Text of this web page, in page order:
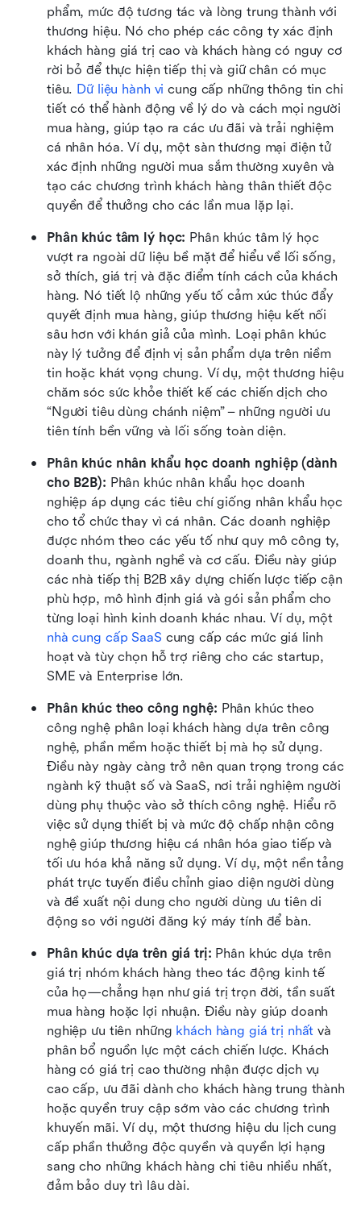
phẩm, mức độ tương tác và lòng trung thành với
thương hiệu. Nó cho phép các công ty xác định
khách hàng giá trị cao và khách hàng có nguy cơ
rời bỏ để thực hiện tiếp thị và giữ chân có mục
tiêu. Dữ liệu hành vi cung cấp những thông tin chi
tiết có thể hành động về lý do và cách mọi người
mua hàng, giúp tạo ra các ưu đãi và trải nghiệm
cá nhân hóa. Ví dụ, một sàn thương mại điện tử
xác định những người mua sắm thường xuyên và
tạo các chương trình khách hàng thân thiết độc
quyền để thưởng cho các lần mua lặp lại.
Phân khúc tâm lý học: Phân khúc tâm lý học
vượt ra ngoài dữ liệu bề mặt để hiểu về lối sống,
sở thích, giá trị và đặc điểm tính cách của khách
hàng. Nó tiết lộ những yếu tố cảm xúc thúc đẩy
quyết định mua hàng, giúp thương hiệu kết nối
sâu hơn với khán giả của mình. Loại phân khúc
này lý tưởng để định vị sản phẩm dựa trên niềm
tin hoặc khát vọng chung. Ví dụ, một thương hiệu
chăm sóc sức khỏe thiết kế các chiến dịch cho
“Người tiêu dùng chánh niệm” – những người ưu
tiên tính bền vững và lối sống toàn diện.
Phân khúc nhân khẩu học doanh nghiệp (dành
cho B2B): Phân khúc nhân khẩu học doanh
nghiệp áp dụng các tiêu chí giống nhân khẩu học
cho tổ chức thay vì cá nhân. Các doanh nghiệp
được nhóm theo các yếu tố như quy mô công ty,
doanh thu, ngành nghề và cơ cấu. Điều này giúp
các nhà tiếp thị B2B xây dựng chiến lược tiếp cận
phù hợp, mô hình định giá và gói sản phẩm cho
từng loại hình kinh doanh khác nhau. Ví dụ, một
nhà cung cấp SaaS cung cấp các mức giá linh
hoạt và tùy chọn hỗ trợ riêng cho các startup,
SME và Enterprise lớn.
Phân khúc theo công nghệ: Phân khúc theo
công nghệ phân loại khách hàng dựa trên công
nghệ, phần mềm hoặc thiết bị mà họ sử dụng.
Điều này ngày càng trở nên quan trọng trong các
ngành kỹ thuật số và SaaS, nơi trải nghiệm người
dùng phụ thuộc vào sở thích công nghệ. Hiểu rõ
việc sử dụng thiết bị và mức độ chấp nhận công
nghệ giúp thương hiệu cá nhân hóa giao tiếp và
tối ưu hóa khả năng sử dụng. Ví dụ, một nền tảng
phát trực tuyến điều chỉnh giao diện người dùng
và đề xuất nội dung cho người dùng ưu tiên di
động so với người đăng ký máy tính để bàn.
Phân khúc dựa trên giá trị: Phân khúc dựa trên
giá trị nhóm khách hàng theo tác động kinh tế
của họ—chẳng hạn như giá trị trọn đời, tần suất
mua hàng hoặc lợi nhuận. Điều này giúp doanh
nghiệp ưu tiên những khách hàng giá trị nhất và
phân bổ nguồn lực một cách chiến lược. Khách
hàng có giá trị cao thường nhận được dịch vụ
cao cấp, ưu đãi dành cho khách hàng trung thành
hoặc quyền truy cập sớm vào các chương trình
khuyến mãi. Ví dụ, một thương hiệu du lịch cung
cấp phần thưởng độc quyền và quyền lợi hạng
sang cho những khách hàng chi tiêu nhiều nhất,
đảm bảo duy trì lâu dài.